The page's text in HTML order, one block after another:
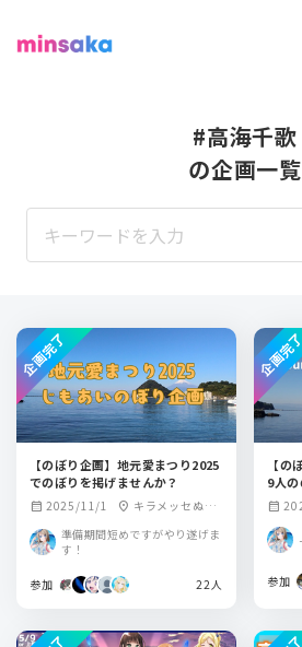
#高海千歌
の企画一覧
【のぼり企画】地元愛まつり2025
でのぼりを掲げませんか？
calendar_month 2025/11/1 location_on キラメッセぬま
準備期間短めですがやり遂げま
す！
参加 22人
企画完了
【
9人
calendar_month
参加
企画